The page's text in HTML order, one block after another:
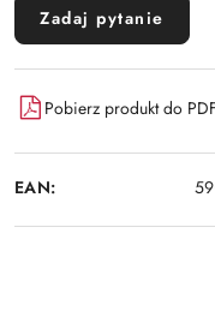
Zadaj pytanie
Pobierz produkt do
EAN: